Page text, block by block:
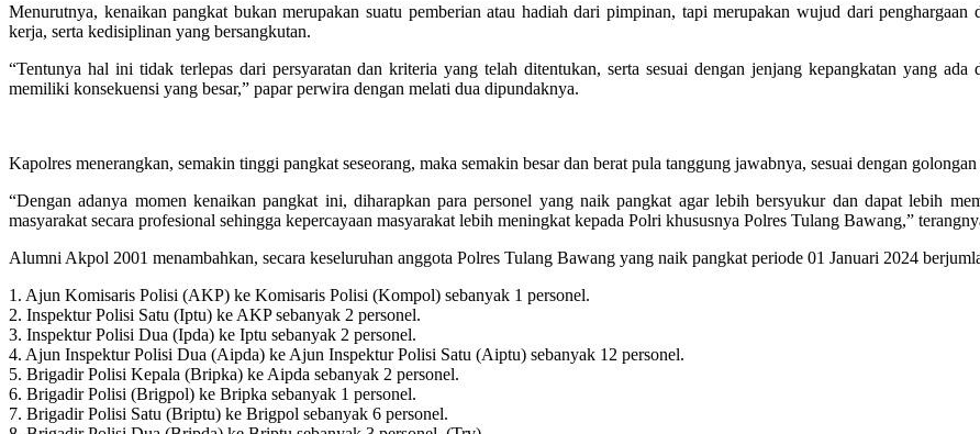
Menurutnya, kenaikan pangkat bukan merupakan suatu pemberian atau hadiah dari pimpinan, tapi merupakan wujud dari penghargaan
kerja, serta kedisiplinan yang bersangkutan.
“Tentunya hal ini tidak terlepas dari persyaratan dan kriteria yang telah ditentukan, serta sesuai dengan jenjang kepangkatan yang
memiliki konsekuensi yang besar,” papar perwira dengan melati dua dipundaknya.
Kapolres menerangkan, semakin tinggi pangkat seseorang, maka semakin besar dan berat pula tanggung jawabnya, sesuai dengan
“Dengan adanya momen kenaikan pangkat ini, diharapkan para personel yang naik pangkat agar lebih bersyukur dan dapat lebih
masyarakat secara profesional sehingga kepercayaan masyarakat lebih meningkat kepada Polri khususnya Polres Tulang Bawang,”
Alumni Akpol 2001 menambahkan, secara keseluruhan anggota Polres Tulang Bawang yang naik pangkat periode 01 Januari 2024
1. Ajun Komisaris Polisi (AKP) ke Komisaris Polisi (Kompol) sebanyak 1 personel.
2. Inspektur Polisi Satu (Iptu) ke AKP sebanyak 2 personel.
3. Inspektur Polisi Dua (Ipda) ke Iptu sebanyak 2 personel.
4. Ajun Inspektur Polisi Dua (Aipda) ke Ajun Inspektur Polisi Satu (Aiptu) sebanyak 12 personel.
5. Brigadir Polisi Kepala (Bripka) ke Aipda sebanyak 2 personel.
6. Brigadir Polisi (Brigpol) ke Bripka sebanyak 1 personel.
7. Brigadir Polisi Satu (Briptu) ke Brigpol sebanyak 6 personel.